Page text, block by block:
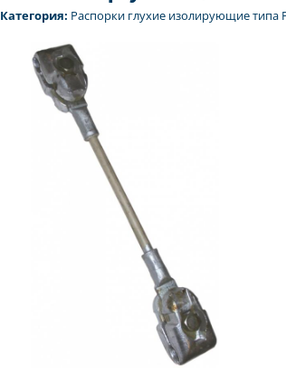
Категория: Распорки глухие изолирующие типа